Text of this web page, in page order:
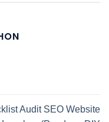
Audit SEO Website